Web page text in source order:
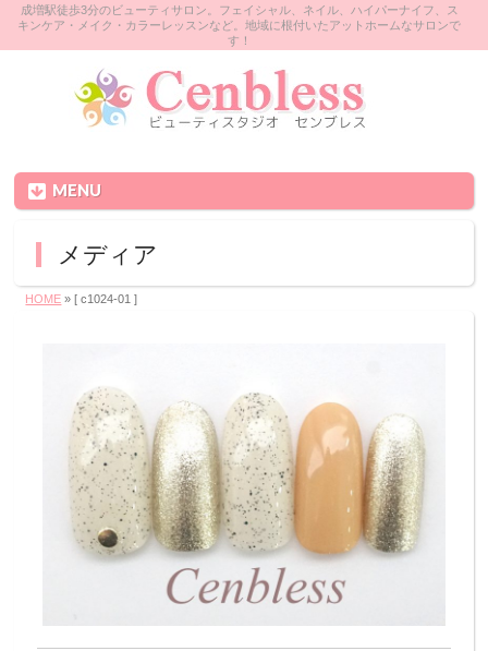
成増駅徒歩3分のビューティサロン。フェイシャル、ネイル、ハイパーナイフ、ス
キンケア・メイク・カラーレッスンなど。地域に根付いたアットホームなサロンで
す！
MENU
メディア
HOME » [ c1024-01 ]